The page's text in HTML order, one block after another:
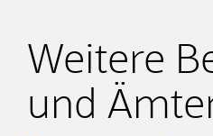
Weitere
und